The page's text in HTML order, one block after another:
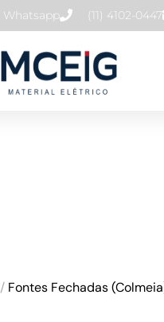
Whatsapp (11) 4102-0447
/ Fontes Fechadas